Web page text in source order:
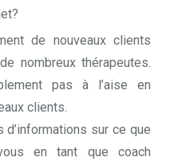
de nouveaux clients
nombreux thérapeutes.
pas à l’aise en
clients.
sur ce que
en tant que coach